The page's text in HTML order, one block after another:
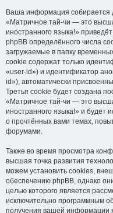
Ваша информация собирается
«Матричное тай-чи — это
иностранного языка!»
phpBB определённого числа
загружаемые в папку
cookie содержат только
«user-id») и идентификатор
id»), автоматически
Третья cookie будет создана
«Матричное тай-чи — это
иностранного языка!» и будет
о прочтённых вами темах,
форумами.
Также во время просмотра
высшая точка развития
можем установить cookies,
обеспечению phpBB, однако
целью которого является
исключительно программным
получения вашей информации